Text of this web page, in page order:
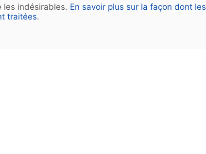
les indésirables. En savoir plus sur la façon dont les
traitées.